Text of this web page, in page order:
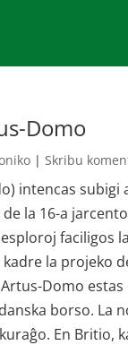
Domo
|Skribu
intencas
la 16-a
faciligos
la projeko
Domo
borso. La
En Britio,